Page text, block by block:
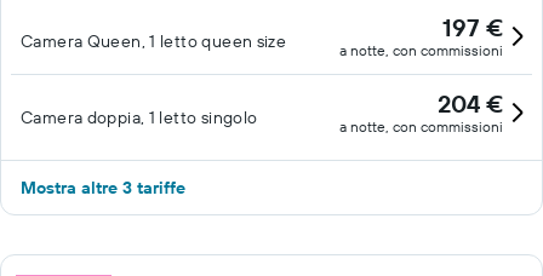
Camera Queen, 1 letto queen size 197 €
a notte, con commissioni
Camera doppia, 1 letto singolo 204 €
a notte, con commissioni
Mostra altre 3 tariffe